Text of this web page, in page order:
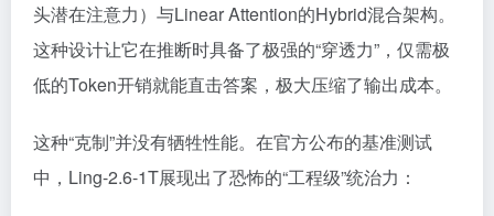
头潜在注意力）与Linear Attention的Hybrid混合架构。
这种设计让它在推断时具备了极强的“穿透力”，仅需极
低的Token开销就能直击答案，极大压缩了输出成本。
这种“克制”并没有牺牲性能。在官方公布的基准测试
中，Ling-2.6-1T展现出了恐怖的“工程级”统治力：